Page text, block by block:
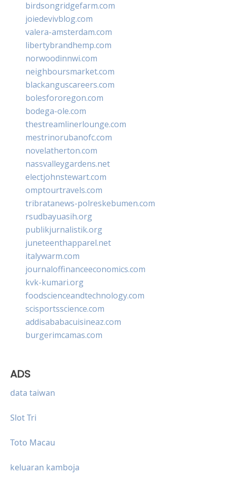
birdsongridgefarm.com
joiedevivblog.com
valera-amsterdam.com
libertybrandhemp.com
norwoodinnwi.com
neighboursmarket.com
blackanguscareers.com
bolesfororegon.com
bodega-ole.com
thestreamlinerlounge.com
mestrinorubanofc.com
novelatherton.com
nassvalleygardens.net
electjohnstewart.com
omptourtravels.com
tribratanews-polreskebumen.com
rsudbayuasih.org
publikjurnalistik.org
juneteenthapparel.net
italywarm.com
journaloffinanceeconomics.com
kvk-kumari.org
foodscienceandtechnology.com
scisportsscience.com
addisababacuisineaz.com
burgerimcamas.com
ADS
data taiwan
Slot Tri
Toto Macau
keluaran kamboja